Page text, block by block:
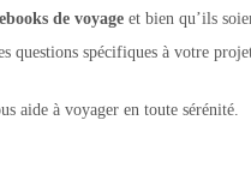
ebooks de voyage et bien qu’ils
questions spécifiques à votre
aide à voyager en toute sérénité.